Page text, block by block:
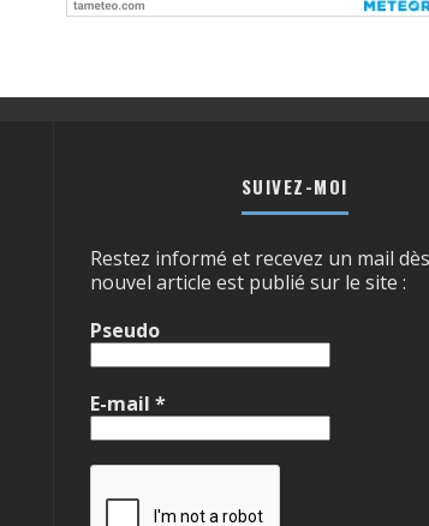
SUIVEZ-MOI
Restez informé et recevez un mail
nouvel article est publié sur le site :
Pseudo
E-mail *